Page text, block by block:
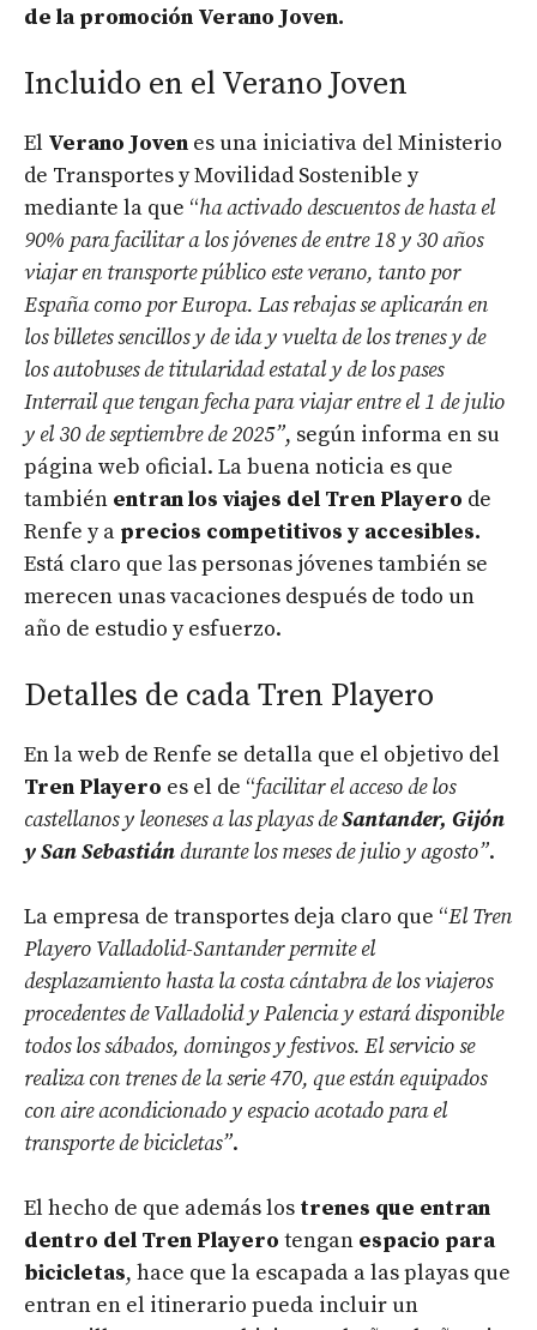
de la promoción Verano Joven.
Incluido en el Verano Joven
El Verano Joven es una iniciativa del Ministerio
de Transportes y Movilidad Sostenible y
mediante la que “ha activado descuentos de hasta el
90% para facilitar a los jóvenes de entre 18 y 30 años
viajar en transporte público este verano, tanto por
España como por Europa. Las rebajas se aplicarán en
los billetes sencillos y de ida y vuelta de los trenes y de
los autobuses de titularidad estatal y de los pases
Interrail que tengan fecha para viajar entre el 1 de julio
y el 30 de septiembre de 2025”, según informa en su
página web oficial. La buena noticia es que
también entran los viajes del Tren Playero de
Renfe y a precios competitivos y accesibles.
Está claro que las personas jóvenes también se
merecen unas vacaciones después de todo un
año de estudio y esfuerzo.
Detalles de cada Tren Playero
En la web de Renfe se detalla que el objetivo del
Tren Playero es el de “facilitar el acceso de los
castellanos y leoneses a las playas deSantander, Gijón
y San Sebastiándurante los meses de julio y agosto”.
La empresa de transportes deja claro que “El Tren
Playero Valladolid-Santander permite el
desplazamiento hasta la costa cántabra de los viajeros
procedentes de Valladolid y Palencia y estará disponible
todos los sábados, domingos y festivos. El servicio se
realiza con trenes de la serie 470, que están equipados
con aire acondicionado y espacio acotado para el
transporte de bicicletas”.
El hecho de que además los trenes que entran
dentro del Tren Playero tengan espacio para
bicicletas, hace que la escapada a las playas que
entran en el itinerario pueda incluir un